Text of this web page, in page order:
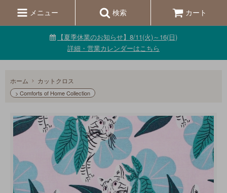
メニュー 検索 カート
【夏季休業のお知らせ】8/11(火)～16(日)
詳細・営業カレンダーはこちら
ホーム カットクロス
> Comforts of Home Collection